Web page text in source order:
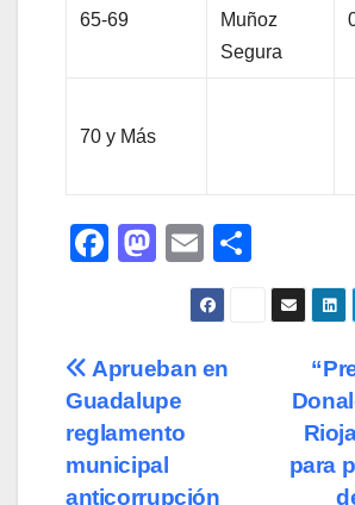
65-69
Muñoz
Segura
70 y Más
F
e
b
o
o
M
o
d
o
n
E
m
ail
o
m
Navegación
de
entradas
para
Aprueban en
Guadalupe
reglamento
municipal
anticorrupción